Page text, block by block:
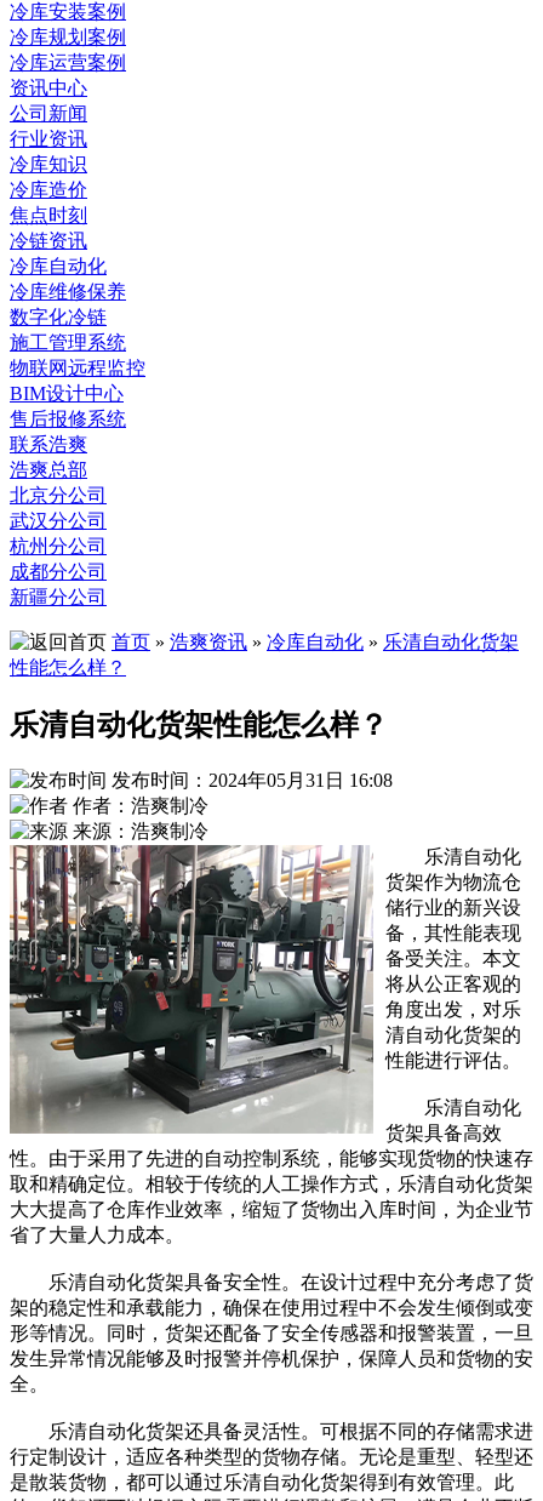
冷库安装案例
冷库规划案例
冷库运营案例
资讯中心
公司新闻
行业资讯
冷库知识
冷库造价
焦点时刻
冷链资讯
冷库自动化
冷库维修保养
数字化冷链
施工管理系统
物联网远程监控
BIM设计中心
售后报修系统
联系浩爽
浩爽总部
北京分公司
武汉分公司
杭州分公司
成都分公司
新疆分公司
首页 » 浩爽资讯 » 冷库自动化 » 乐清自动化货架
性能怎么样？
乐清自动化货架性能怎么样？
发布时间：2024年05月31日 16:08
作者：浩爽制冷
来源：浩爽制冷
乐清自动化
货架作为物流仓
储行业的新兴设
备，其性能表现
备受关注。本文
将从公正客观的
角度出发，对乐
清自动化货架的
性能进行评估。
乐清自动化
货架具备高效
性。由于采用了先进的自动控制系统，能够实现货物的快速存
取和精确定位。相较于传统的人工操作方式，乐清自动化货架
大大提高了仓库作业效率，缩短了货物出入库时间，为企业节
省了大量人力成本。
乐清自动化货架具备安全性。在设计过程中充分考虑了货
架的稳定性和承载能力，确保在使用过程中不会发生倾倒或变
形等情况。同时，货架还配备了安全传感器和报警装置，一旦
发生异常情况能够及时报警并停机保护，保障人员和货物的安
全。
乐清自动化货架还具备灵活性。可根据不同的存储需求进
行定制设计，适应各种类型的货物存储。无论是重型、轻型还
是散装货物，都可以通过乐清自动化货架得到有效管理。此